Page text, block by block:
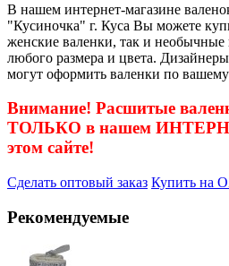
В нашем интернет-магазине
"Кусиночка" г. Куса Вы можете
женские валенки, так и необычные
любого размера и цвета.
могут оформить валенки по
Внимание! Расшитые
ТОЛЬКО в нашем
этом сайте!
Сделать оптовый заказ Купить на
Рекомендуемые